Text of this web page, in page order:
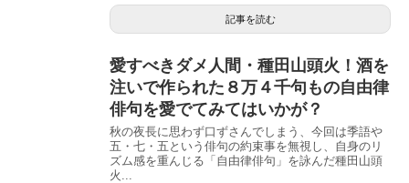
記事を読む
愛すべきダメ人間・種田山頭火！酒を
注いで作られた８万４千句もの自由律
俳句を愛でてみてはいかが？
秋の夜長に思わず口ずさんでしまう、今回は季語や
五・七・五という俳句の約束事を無視し、自身のリ
ズム感を重んじる「自由律俳句」を詠んだ種田山頭
火...